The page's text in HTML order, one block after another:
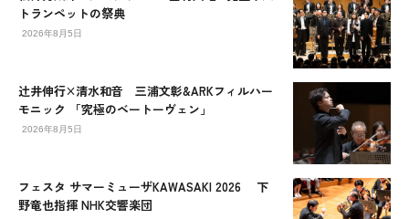
トランペットの祭典
2026年8月5日
辻󠄀井伸行×清水和音 三浦文彰&ARKフィルハー
モニック 「究極のベートーヴェン」
2026年8月5日
フェスタ サマーミューザKAWASAKI 2026 下
野竜也指揮 NHK交響楽団